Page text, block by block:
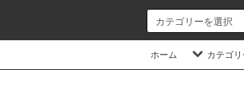
ホーム カテゴ